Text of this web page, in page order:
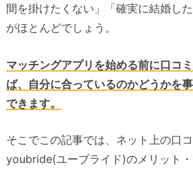
間を掛けたくない」「確実に結婚し
がほとんどでしょう。
マッチングアプリを始める前に口コ
ば、自分に合っているのかどうかを
できます。
そこでこの記事では、ネット上の口コ
youbride(ユーブライド)のメリット